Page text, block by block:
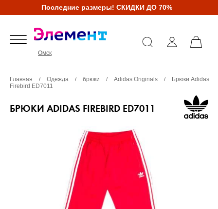
Последние размеры! СКИДКИ ДО 70%
Омск
Главная / Одежда / брюки / Adidas Originals /
Брюки Adidas
Firebird ED7011
БРЮКИ ADIDAS FIREBIRD ED7011